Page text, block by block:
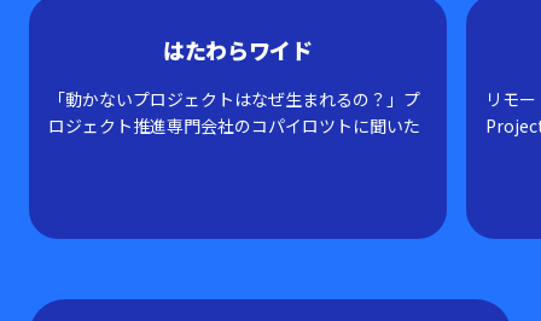
はたわらワイド
「動かないプロジェクトはなぜ生まれるの？」プ
ロジェクト推進専門会社のコパイロツトに聞いた
リモ